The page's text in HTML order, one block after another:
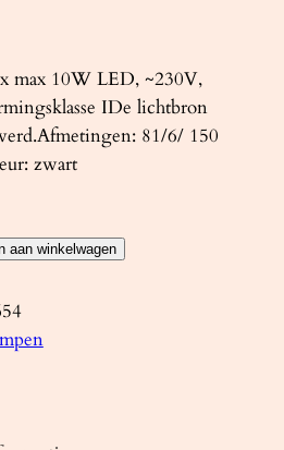
max 10W LED, ~230V,
IDe lichtbron
81/6/ 150
zwart
aan winkelwagen